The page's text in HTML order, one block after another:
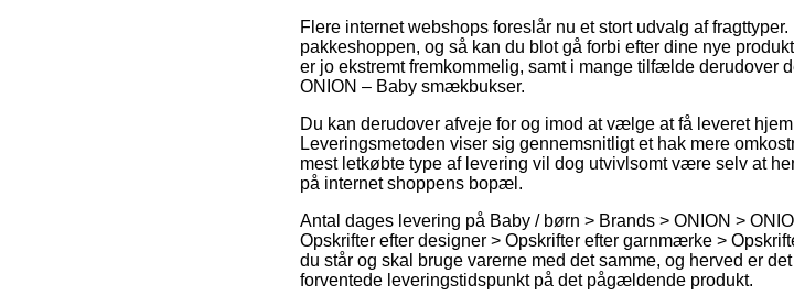
Flere internet webshops foreslår nu et stort udvalg af
pakkeshoppen, og så kan du blot gå forbi efter dine nye
er jo ekstremt fremkommelig, samt i mange tilfælde derudover
ONION – Baby smækbukser.
Du kan derudover afveje for og imod at vælge at få leveret
Leveringsmetoden viser sig gennemsnitligt et hak mere
mest letkøbte type af levering vil dog utvivlsomt være selv at
på internet shoppens bopæl.
Antal dages levering på Baby / børn > Brands > ONION >
Opskrifter efter designer > Opskrifter efter garnmærke >
du står og skal bruge varerne med det samme, og herved er
forventede leveringstidspunkt på det pågældende produkt.